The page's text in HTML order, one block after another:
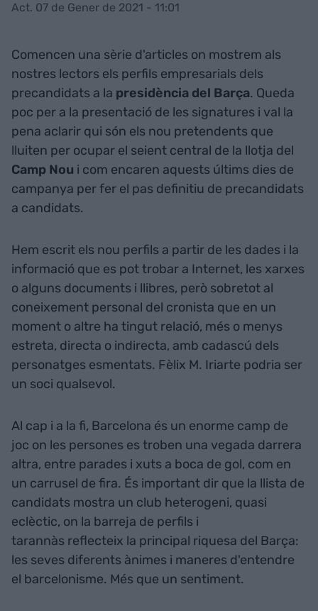
Act. 07 de Gener de 2021 - 11:01
Comencen una sèrie d'articles on mostrem als
nostres lectors els perfils empresarials dels
precandidats a la presidència del Barça. Queda
poc per a la presentació de les signatures i val la
pena aclarir qui són els nou pretendents que
lluiten per ocupar el seient central de la llotja del
Camp Nou i com encaren aquests últims dies de
campanya per fer el pas definitiu de precandidats
a candidats.
Hem escrit els nou perfils a partir de les dades i la
informació que es pot trobar a Internet, les xarxes
o alguns documents i llibres, però sobretot al
coneixement personal del cronista que en un
moment o altre ha tingut relació, més o menys
estreta, directa o indirecta, amb cadascú dels
personatges esmentats. Fèlix M. Iriarte podria ser
un soci qualsevol.
Al cap i a la fi, Barcelona és un enorme camp de
joc on les persones es troben una vegada darrera
altra, entre parades i xuts a boca de gol, com en
un carrusel de fira. És important dir que la llista de
candidats mostra un club heterogeni, quasi
eclèctic, on la barreja de perfils i
tarannàs reflecteix la principal riquesa del Barça:
les seves diferents ànimes i maneres d'entendre
el barcelonisme. Més que un sentiment.